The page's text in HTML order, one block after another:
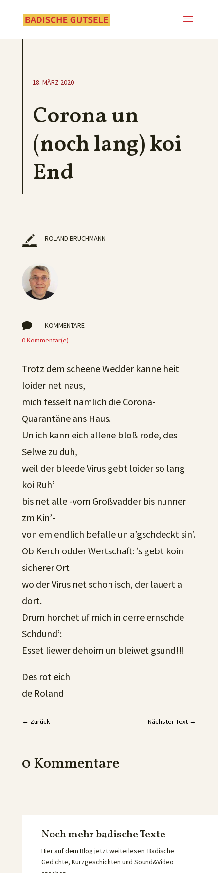
18. MÄRZ 2020
Corona un
(noch lang) koi
End
ROLAND BRUCHMANN

KOMMENTARE
0 Kommentar(e)
Trotz dem scheene Wedder kanne heit
loider net naus,
mich fesselt nämlich die Corona-
Quarantäne ans Haus.
Un ich kann eich allene bloß rode, des
Selwe zu duh,
weil der bleede Virus gebt loider so lang
koi Ruh’
bis net alle -vom Großvadder bis nunner
zm Kin’-
von em endlich befalle un a’gschdeckt sin’.
Ob Kerch odder Wertschaft: ’s gebt koin
sicherer Ort
wo der Virus net schon isch, der lauert a
dort.
Drum horchet uf mich in derre ernschde
Schdund’:
Esset liewer dehoim un bleiwet gsund!!!
Des rot eich
de Roland
← Zurück Nächster Text →
0 Kommentare
Noch mehr badische Texte
Hier auf dem Blog jetzt weiterlesen: Badische
Gedichte, Kurzgeschichten und Sound&Video